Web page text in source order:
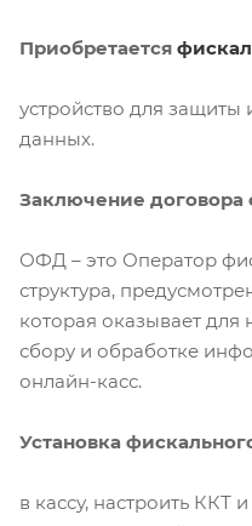
Приобретается
устройство для
данных.
Заключение
ОФД – это Оператор
структура,
которая оказывает для
сбору и обработке
онлайн-касс.
Установка
в кассу, настроить ККТ